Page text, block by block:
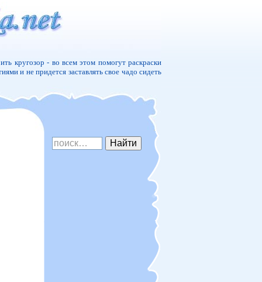
кругозор - во всем этом помогут раскраски
и не придется заставлять свое чадо сидеть